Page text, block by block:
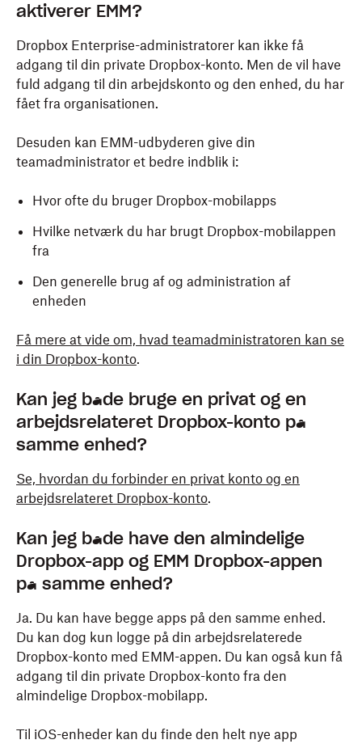
aktiverer EMM?
Dropbox Enterprise-administratorer kan ikke få
adgang til din private Dropbox-konto. Men de vil have
fuld adgang til din arbejdskonto og den enhed, du har
fået fra organisationen.
Desuden kan EMM-udbyderen give din
teamadministrator et bedre indblik i:
Hvor ofte du bruger Dropbox-mobilapps
Hvilke netværk du har brugt Dropbox-mobilappen
fra
Den generelle brug af og administration af
enheden
Få mere at vide om, hvad teamadministratoren kan se
i din Dropbox-konto.
Kan jeg både bruge en privat og en
arbejdsrelateret Dropbox-konto på
samme enhed?
Se, hvordan du forbinder en privat konto og en
arbejdsrelateret Dropbox-konto.
Kan jeg både have den almindelige
Dropbox-app og EMM Dropbox-appen
på samme enhed?
Ja. Du kan have begge apps på den samme enhed.
Du kan dog kun logge på din arbejdsrelaterede
Dropbox-konto med EMM-appen. Du kan også kun få
adgang til din private Dropbox-konto fra den
almindelige Dropbox-mobilapp.
Til iOS-enheder kan du finde den helt nye app